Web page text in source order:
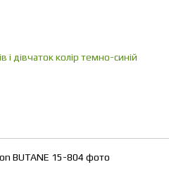
і дівчаток колір темно-синій